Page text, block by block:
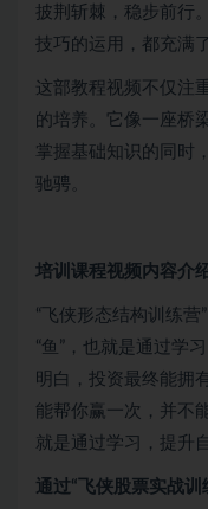
披荆斩棘，稳步前行
技巧的运用，都充满
这部教程视频不仅注
的培养。它像一座桥
掌握基础知识的同时
驰骋。
培训课程视频内容介
“飞侠形态结构训练营
“鱼”，也就是通过学
明白，投资最终能拥
能帮你赢一次，并不
就是通过学习，提升
通过“飞侠股票实战训